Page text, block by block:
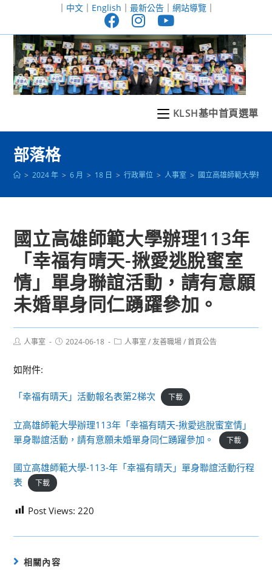
至
｜ 中文｜ English ｜ 最新公告｜ 網站導覽｜
KLSH基中首頁選單
部落格
> 2024 年 > 6 月 > 18 日 > 行政單位 > 人事室 > 國立高雄師範大學辦
國立高雄師範大學辦理113年
「幸福有晴天-揪愛逃脫蜜室
情」單身聯誼活動，請有意願
未婚單身同仁踴躍參加。
Post人事室
Post2024-06-18
Post人事室 / 友善職場 / 首頁公告
如附件:
「幸福有晴天」活動報名表第2梯次 下載
立高雄師範大學辦理113年「幸福有晴天-揪愛逃脫蜜室情」
單身聯誼活動，請有意願未婚單身同仁踴躍參加。
下載
國立高雄師範大學-113-年「幸福有晴天」單身聯誼活動行程
表
下載
Post Views: 220
相關內容